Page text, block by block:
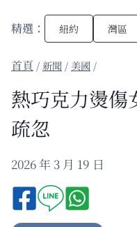
精選： 紐約 灣區
/新聞 / 美國 /
熱巧克力燙傷
疏忽
2026 年 3 月 19 日